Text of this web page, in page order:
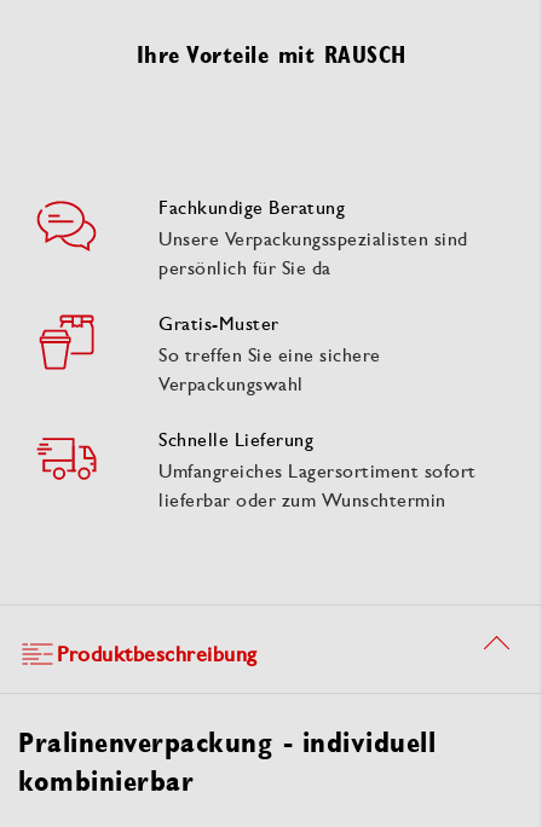
Ihre Vorteile mit RAUSCH
Fachkundige Beratung
Unsere Verpackungsspezialisten sind
persönlich für Sie da
Gratis-Muster
So treffen Sie eine sichere
Verpackungswahl
Schnelle Lieferung
Umfangreiches Lagersortiment sofort
lieferbar oder zum Wunschtermin
Produktbeschreibung
Pralinenverpackung - individuell
kombinierbar